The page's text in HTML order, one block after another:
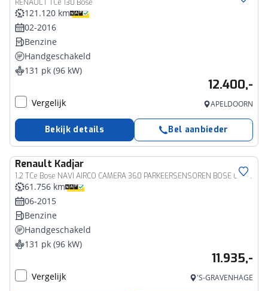
RENAULT TCe 130 Bose
121.120 km
02-2016
Benzine
Handgeschakeld
131 pk (96 kW)
12.400,-
Vergelijk APELDOORN
Bekijk details Bel aanbieder
Renault Kadjar
1.2 TCe Bose NAVI AIRCO CAMERA 360 PARKEERSENSOREN BOSE GELUIDSSYSTEEM LM VELGEN HOGE INSTAP KEYLESS ENTRY DEALER ONDERHOUDEN
61.756 km
06-2015
Benzine
Handgeschakeld
131 pk (96 kW)
11.935,-
Vergelijk 'S-GRAVENHAGE